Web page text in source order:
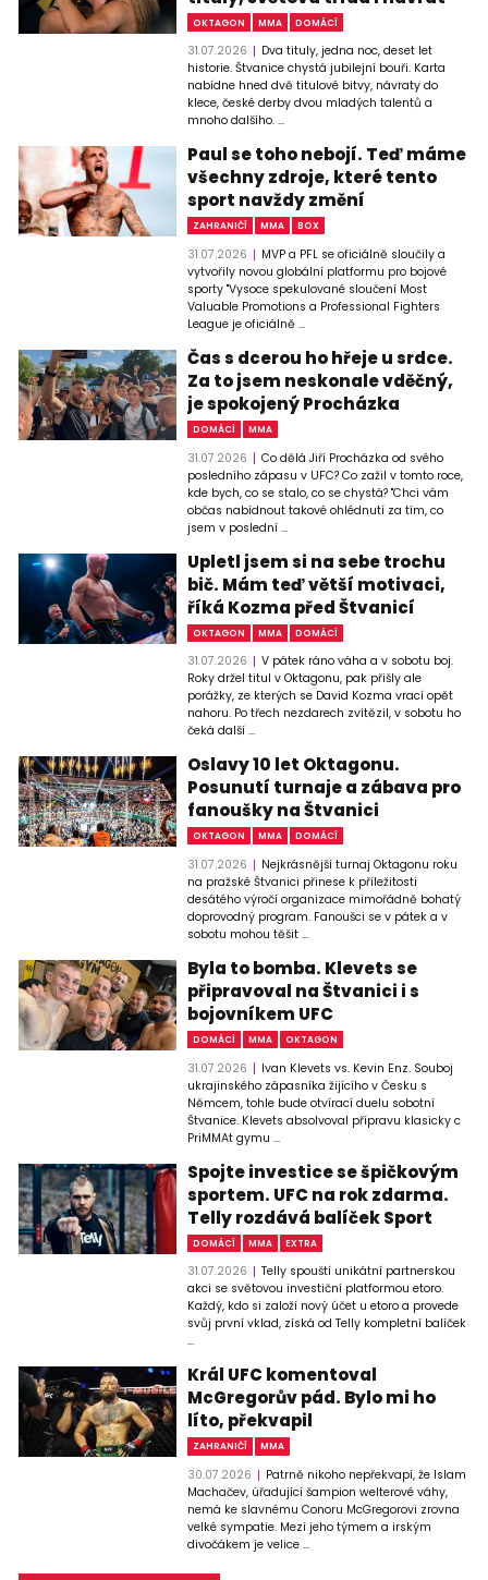
OKTAGON MMA DOMÁCÍ
31.07.2026
Dva tituly, jedna noc, deset let
historie. Štvanice chystá jubilejní bouři. Karta
nabídne hned dvě titulové bitvy, návraty do
klece, české derby dvou mladých talentů a
mnoho dalšího. ...
Paul se toho nebojí. Teď máme
všechny zdroje, které tento
sport navždy změní
ZAHRANIČÍ MMA BOX
31.07.2026
MVP a PFL se oficiálně sloučily a
vytvořily novou globální platformu pro bojové
sporty "Vysoce spekulované sloučení Most
Valuable Promotions a Professional Fighters
League je oficiálně ...
Čas s dcerou ho hřeje u srdce.
Za to jsem neskonale vděčný,
je spokojený Procházka
DOMÁCÍ MMA
31.07.2026
Co dělá Jiří Procházka od svého
posledního zápasu v UFC? Co zažil v tomto roce,
kde bych, co se stalo, co se chystá? "Chci vám
občas nabídnout takové ohlédnutí za tím, co
jsem v poslední ...
Upletl jsem si na sebe trochu
bič. Mám teď větší motivaci,
říká Kozma před Štvanicí
OKTAGON MMA DOMÁCÍ
31.07.2026
V pátek ráno váha a v sobotu boj.
Roky držel titul v Oktagonu, pak přišly ale
porážky, ze kterých se David Kozma vrací opět
nahoru. Po třech nezdarech zvítězil, v sobotu ho
čeká další ...
Oslavy 10 let Oktagonu.
Posunutí turnaje a zábava pro
fanoušky na Štvanici
OKTAGON MMA DOMÁCÍ
31.07.2026
Nejkrásnější turnaj Oktagonu roku
na pražské Štvanici přinese k příležitosti
desátého výročí organizace mimořádně bohatý
doprovodný program. Fanoušci se v pátek a v
sobotu mohou těšit ...
Byla to bomba. Klevets se
připravoval na Štvanici i s
bojovníkem UFC
DOMÁCÍ MMA OKTAGON
31.07.2026
Ivan Klevets vs. Kevin Enz. Souboj
ukrajinského zápasníka žijícího v Česku s
Němcem, tohle bude otvírací duelu sobotní
Štvanice. Klevets absolvoval přípravu klasicky c
PriMMAt gymu ...
Spojte investice se špičkovým
sportem. UFC na rok zdarma.
Telly rozdává balíček Sport
DOMÁCÍ MMA EXTRA
31.07.2026
Telly spouští unikátní partnerskou
akci se světovou investiční platformou etoro.
Každý, kdo si založí nový účet u etoro a provede
svůj první vklad, získá od Telly kompletní balíček
...
Král UFC komentoval
McGregorův pád. Bylo mi ho
líto, překvapil
ZAHRANIČÍ MMA
30.07.2026
Patrně nikoho nepřekvapí, že Islam
Machačev, úřadující šampion welterové váhy,
nemá ke slavnému Conoru McGregorovi zrovna
velké sympatie. Mezi jeho týmem a irským
divočákem je velice ...